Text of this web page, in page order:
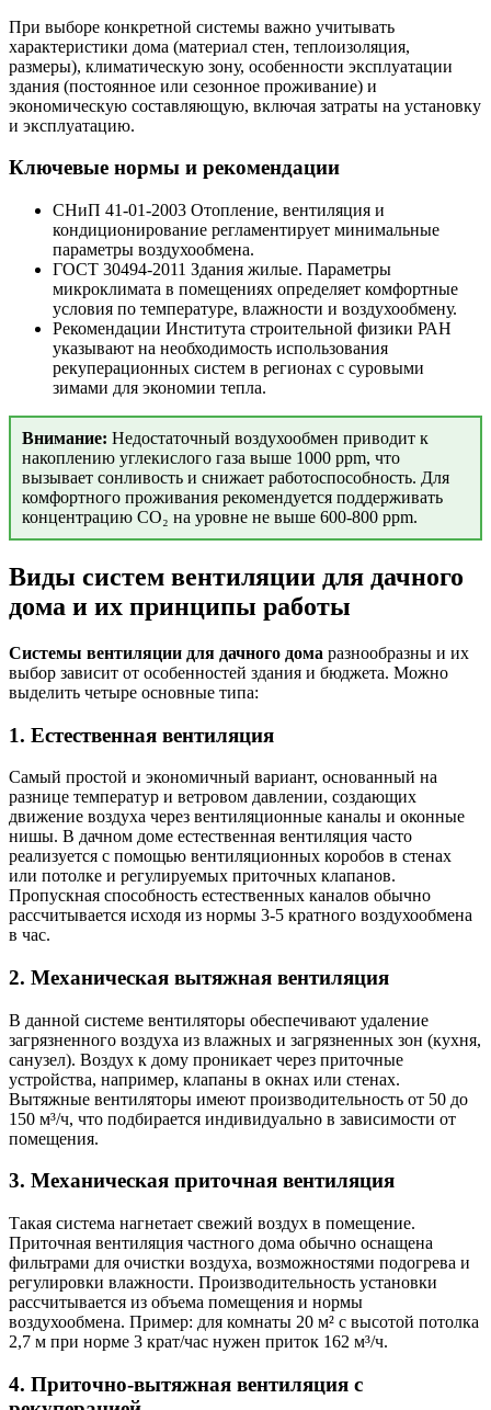
При выборе конкретной системы важно учитывать
характеристики дома (материал стен, теплоизоляция,
размеры), климатическую зону, особенности эксплуатации
здания (постоянное или сезонное проживание) и
экономическую составляющую, включая затраты на установку
и эксплуатацию.
Ключевые нормы и рекомендации
СНиП 41-01-2003 Отопление, вентиляция и
кондиционирование регламентирует минимальные
параметры воздухообмена.
ГОСТ 30494-2011 Здания жилые. Параметры
микроклимата в помещениях определяет комфортные
условия по температуре, влажности и воздухообмену.
Рекомендации Института строительной физики РАН
указывают на необходимость использования
рекуперационных систем в регионах с суровыми
зимами для экономии тепла.
Внимание: Недостаточный воздухообмен приводит к
накоплению углекислого газа выше 1000 ppm, что
вызывает сонливость и снижает работоспособность. Для
комфортного проживания рекомендуется поддерживать
концентрацию CO₂ на уровне не выше 600-800 ppm.
Виды систем вентиляции для дачного
дома и их принципы работы
Системы вентиляции для дачного дома разнообразны и их
выбор зависит от особенностей здания и бюджета. Можно
выделить четыре основные типа:
1. Естественная вентиляция
Самый простой и экономичный вариант, основанный на
разнице температур и ветровом давлении, создающих
движение воздуха через вентиляционные каналы и оконные
нишы. В дачном доме естественная вентиляция часто
реализуется с помощью вентиляционных коробов в стенах
или потолке и регулируемых приточных клапанов.
Пропускная способность естественных каналов обычно
рассчитывается исходя из нормы 3-5 кратного воздухообмена
в час.
2. Механическая вытяжная вентиляция
В данной системе вентиляторы обеспечивают удаление
загрязненного воздуха из влажных и загрязненных зон (кухня,
санузел). Воздух к дому проникает через приточные
устройства, например, клапаны в окнах или стенах.
Вытяжные вентиляторы имеют производительность от 50 до
150 м³/ч, что подбирается индивидуально в зависимости от
помещения.
3. Механическая приточная вентиляция
Такая система нагнетает свежий воздух в помещение.
Приточная вентиляция частного дома обычно оснащена
фильтрами для очистки воздуха, возможностями подогрева и
регулировки влажности. Производительность установки
рассчитывается из объема помещения и нормы
воздухообмена. Пример: для комнаты 20 м² с высотой потолка
2,7 м при норме 3 крат/час нужен приток 162 м³/ч.
4. Приточно-вытяжная вентиляция с